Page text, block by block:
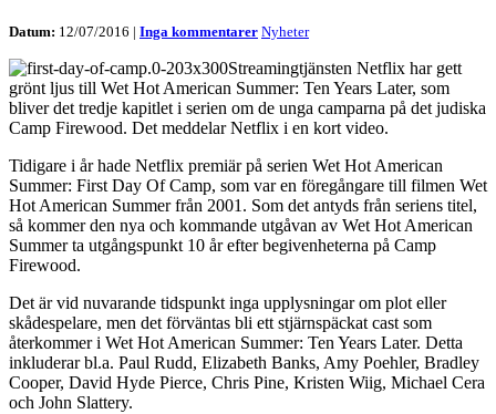
Datum: 12/07/2016 | Inga kommentarer Nyheter
Streamingtjänsten Netflix har gett
grönt ljus till Wet Hot American Summer: Ten Years Later, som
bliver det tredje kapitlet i serien om de unga camparna på det judiska
Camp Firewood. Det meddelar Netflix i en kort video.
Tidigare i år hade Netflix premiär på serien Wet Hot American
Summer: First Day Of Camp, som var en föregångare till filmen Wet
Hot American Summer från 2001. Som det antyds från seriens titel,
så kommer den nya och kommande utgåvan av Wet Hot American
Summer ta utgångspunkt 10 år efter begivenheterna på Camp
Firewood.
Det är vid nuvarande tidspunkt inga upplysningar om plot eller
skådespelare, men det förväntas bli ett stjärnspäckat cast som
återkommer i Wet Hot American Summer: Ten Years Later. Detta
inkluderar bl.a. Paul Rudd, Elizabeth Banks, Amy Poehler, Bradley
Cooper, David Hyde Pierce, Chris Pine, Kristen Wiig, Michael Cera
och John Slattery.